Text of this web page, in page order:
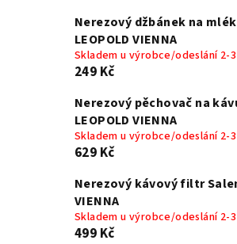
Nerezový džbánek na
LEOPOLD VIENNA
Skladem u výrobce/odeslání 2-
249 Kč
Nerezový pěchovač na
LEOPOLD VIENNA
Skladem u výrobce/odeslání 2-
629 Kč
Nerezový kávový filtr
VIENNA
Skladem u výrobce/odeslání 2-
499 Kč